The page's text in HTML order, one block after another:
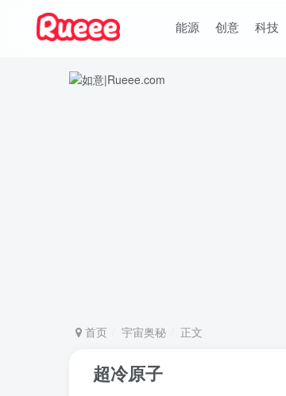
能源 创意 科技
首页 宇宙奥秘 正文
超冷原子